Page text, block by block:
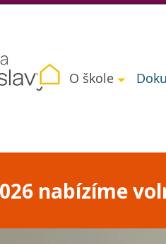
O škole
nabízíme